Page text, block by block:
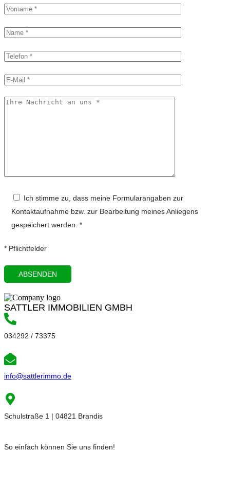
Ich stimme zu, dass meine Formularangaben zur
Kontaktaufnahme bzw. zur Bearbeitung meines Anliegens
gespeichert werden. *
* Pflichtfelder
SATTLER IMMOBILIEN GMBH
034292 / 73375
info@sattlerimmo.de
Schulstraße 1 | 04821 Brandis
So einfach können Sie uns finden!